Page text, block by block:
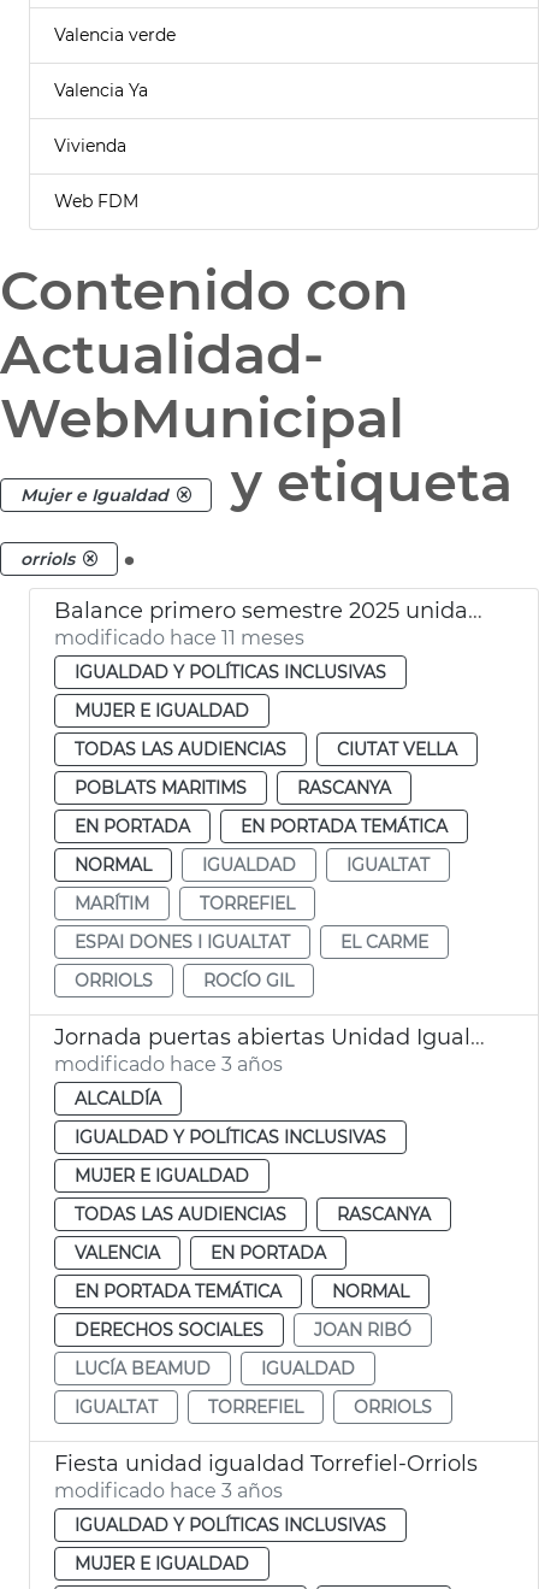
Valencia verde
Valencia Ya
Vivienda
Web FDM
Contenido con
Actualidad-
WebMunicipal
Mujer e Igualdad y etiqueta
orriols .
Balance primero semestre 2025 unidades igualdad Ayuntamiento de València
modificado hace 11 meses
IGUALDAD Y POLÍTICAS INCLUSIVAS
MUJER E IGUALDAD
TODAS LAS AUDIENCIAS
CIUTAT VELLA
POBLATS MARITIMS
RASCANYA
EN PORTADA
EN PORTADA TEMÁTICA
NORMAL
IGUALDAD
IGUALTAT
MARÍTIM
TORREFIEL
ESPAI DONES I IGUALTAT
EL CARME
ORRIOLS
ROCÍO GIL
Jornada puertas abiertas Unidad Igualdad Torrefiel-Orriols
modificado hace 3 años
ALCALDÍA
IGUALDAD Y POLÍTICAS INCLUSIVAS
MUJER E IGUALDAD
TODAS LAS AUDIENCIAS
RASCANYA
VALENCIA
EN PORTADA
EN PORTADA TEMÁTICA
NORMAL
DERECHOS SOCIALES
JOAN RIBÓ
LUCÍA BEAMUD
IGUALDAD
IGUALTAT
TORREFIEL ORRIOLS
Fiesta unidad igualdad Torrefiel-Orriols
modificado hace 3 años
IGUALDAD Y POLÍTICAS INCLUSIVAS
MUJER E IGUALDAD